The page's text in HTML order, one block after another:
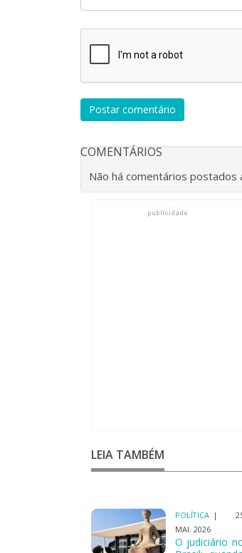
Postar comentário
COMENTÁRIOS
Não há comentários postados
LEIA TAMBÉM
POLÍTICA |
MAI. 2026
O judiciário